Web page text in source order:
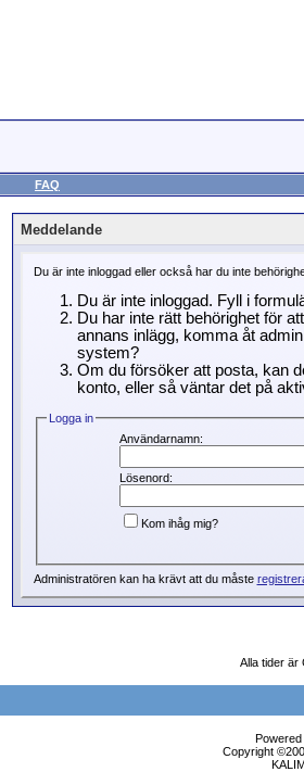
FAQ
Meddelande
Du är inte inloggad eller också har du inte
Du är inte inloggad. Fyll i
Du har inte rätt behörighet för
annans inlägg, komma åt
system?
Om du försöker att posta, kan
konto, eller så väntar det på
Logga in
Användarnamn:
Lösenord:
Kom ihåg mig?
Administratören kan ha krävt att du måste
Alla tider är
Copyright